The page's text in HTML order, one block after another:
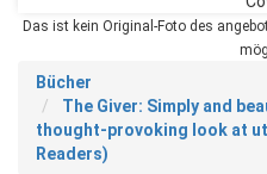
Das ist kein Original-Foto des
Bücher
The Giver: Simply and
thought-provoking look at
Readers)